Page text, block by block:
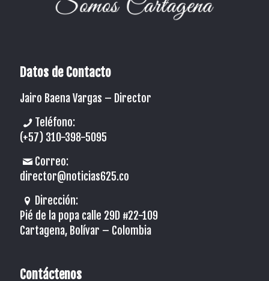
Datos de Contacto
Jairo Baena Vargas – Director
Teléfono:
(+57) 310-398-5095
Correo:
director@noticias625.co
Dirección:
Pié de la popa calle 29D #22-109
Cartagena, Bolívar – Colombia
Contáctenos